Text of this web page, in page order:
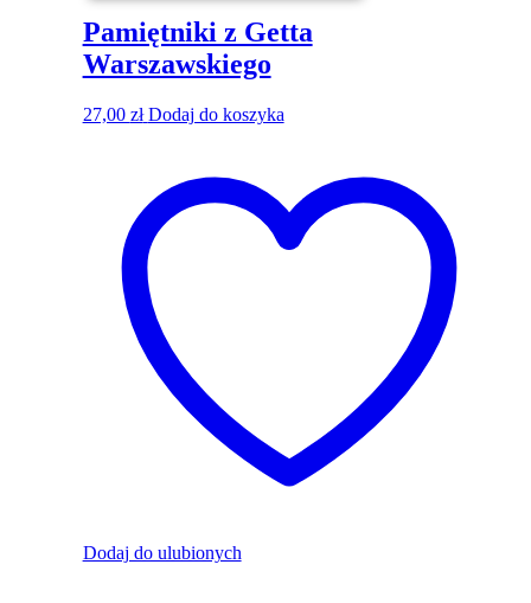
Pamiętniki z Getta
Warszawskiego
27,00 zł Dodaj do koszyka
Dodaj do ulubionych